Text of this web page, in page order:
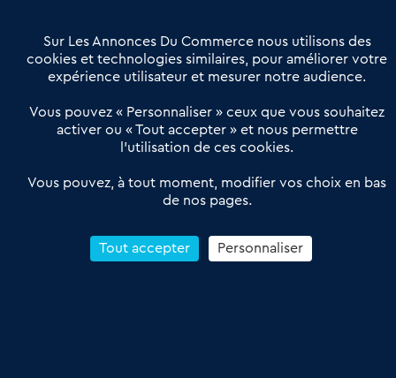
Offres Pro
Actualités
Qui sommes nous ?
Derniers articles
Réseau 3C : un partenaire national dédié aux transactions
Petitscommerces : Un partenariat au service du commerce de
proximité et des territoires
Reprendre un Restaurant Rapide
Sur Les Annonces Du Commerce nous utilisons des
cookies et technologies similaires, pour améliorer votre
expérience utilisateur et mesurer notre audience.
Vous pouvez « Personnaliser » ceux que vous souhaitez
activer ou « Tout accepter » et nous permettre
l’utilisation de ces cookies.
Vous pouvez, à tout moment, modifier vos choix en bas
de nos pages.
Tout accepter Personnaliser